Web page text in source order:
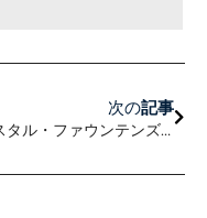
次の記事
クリスタル・ファウンテンズが東南アジアに進出